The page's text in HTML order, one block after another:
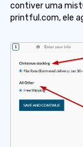
contiver uma
printful.com, ele